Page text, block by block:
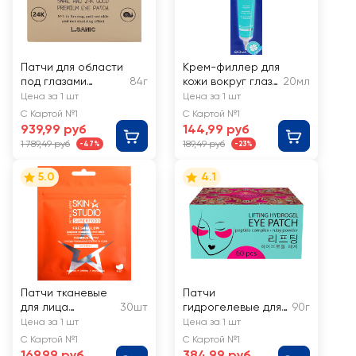
Патчи для области
под глазами
L.SANIC с муцином
улитки и золотом
84г
Цена за 1 шт
С Картой №1
939,99 руб
1 789,49 руб -47%
Крем-филлер для
кожи вокруг глаз
NOVOSVIT
AquaFiller
гиалуроновый
20мл
Цена за 1 шт
С Картой №1
144,99 руб
189,49 руб -23%
5.0
Патчи тканевые
для лица
STELLARY SKIN
STUDIO против
признаков
30шт
Цена за 1 шт
С Картой №1
4.1
Патчи
гидрогелевые для
кожи вокруг глаз
MI-RI-NE лифтинг с
комплексом
90г
Цена за 1 шт
С Картой №1